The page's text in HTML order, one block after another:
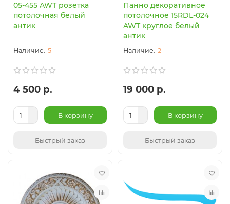
05-455 AWT розетка
потолочная белый
антик
5
4 500 р.
В корзину
Быстрый заказ
Панно декоративное
потолочное 15RDL-024
AWT круглое белый
антик
2
19 000 р.
В корзину
Быстрый заказ